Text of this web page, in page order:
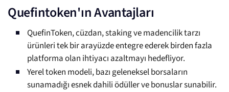
Quefintoken'ın Avantajları
QuefinToken, cüzdan, staking ve madencilik tarzı
ürünleri tek bir arayüzde entegre ederek birden fazla
platforma olan ihtiyacı azaltmayı hedefliyor.
Yerel token modeli, bazı geleneksel borsaların
sunamadığı esnek dahili ödüller ve bonuslar sunabilir.